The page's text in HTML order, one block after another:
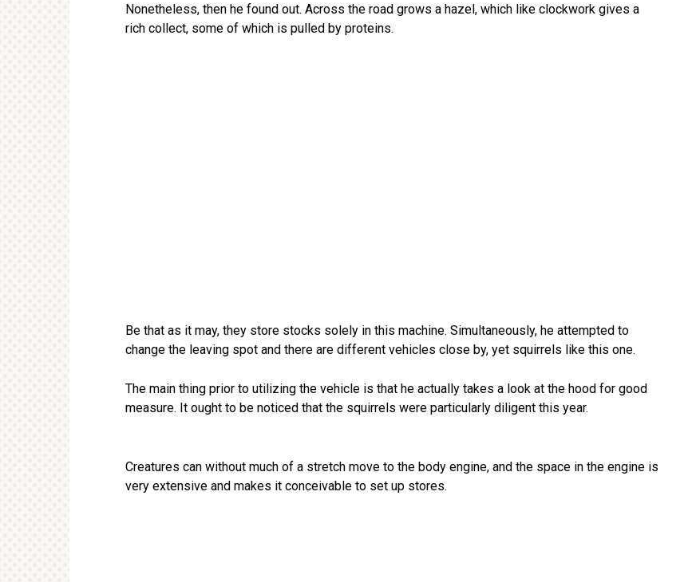
Nonetheless, then he found out. Across the road grows a hazel, which like clockwork gives a
rich collect, some of which is pulled by proteins.
Be that as it may, they store stocks solely in this machine. Simultaneously, he attempted to
change the leaving spot and there are different vehicles close by, yet squirrels like this one.
The main thing prior to utilizing the vehicle is that he actually takes a look at the hood for good
measure. It ought to be noticed that the squirrels were particularly diligent this year.
Creatures can without much of a stretch move to the body engine, and the space in the engine is
very extensive and makes it conceivable to set up stores.